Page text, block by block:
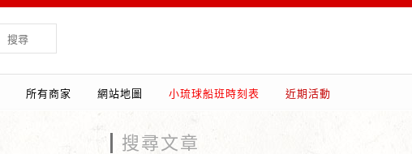
搜尋
所有商家 網站地圖 小琉球船班時刻表 近期活動
搜尋文章